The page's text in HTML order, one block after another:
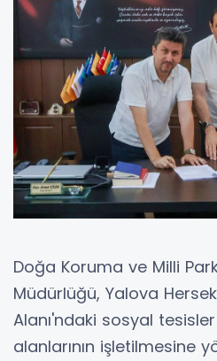
Doğa Koruma ve Milli
Müdürlüğü, Yalova
Alanı'ndaki sosyal
alanlarının işletilmesine